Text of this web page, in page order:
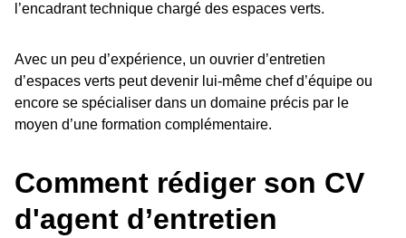
l’encadrant technique chargé des espaces verts.
Avec un peu d’expérience, un ouvrier d’entretien
d’espaces verts peut devenir lui-même chef d’équipe ou
encore se spécialiser dans un domaine précis par le
moyen d’une formation complémentaire.
Comment rédiger son CV
d'agent d’entretien